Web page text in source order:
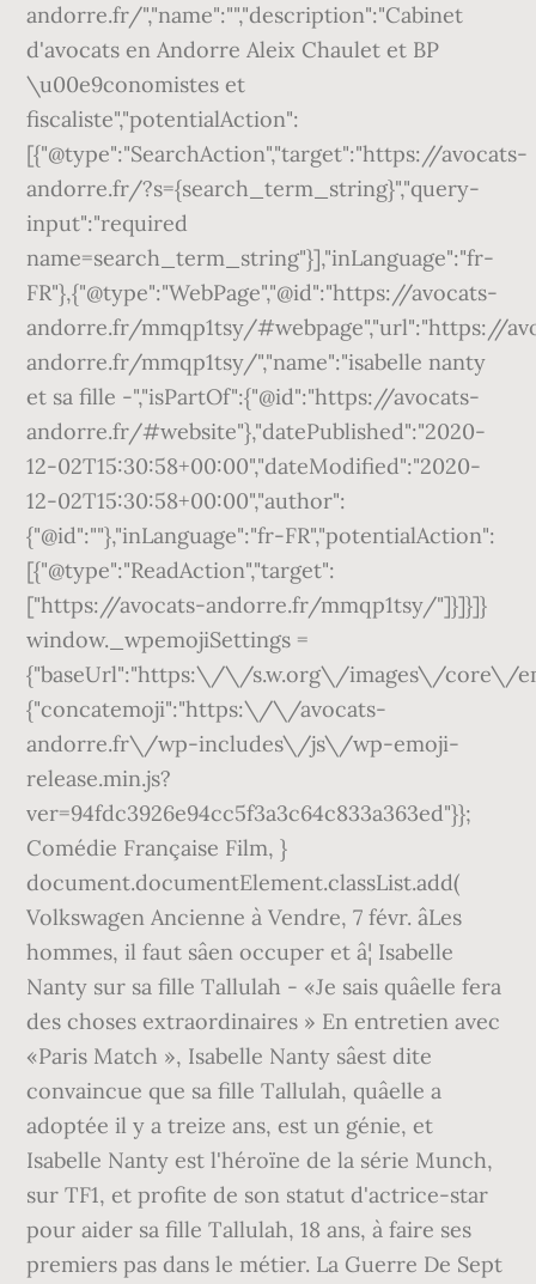
andorre.fr/","name":"","description":"Cabinet
d'avocats en Andorre Aleix Chaulet et BP
\u00e9conomistes et
fiscaliste","potentialAction":
[{"@type":"SearchAction","target":"https://avocats-
andorre.fr/?s={search_term_string}","query-
input":"required
name=search_term_string"}],"inLanguage":"fr-
FR"},{"@type":"WebPage","@id":"https://avocats-
andorre.fr/mmqp1tsy/#webpage","url":"https://
andorre.fr/mmqp1tsy/","name":"isabelle nanty
et sa fille -","isPartOf":{"@id":"https://avocats-
andorre.fr/#website"},"datePublished":"2020-
12-02T15:30:58+00:00","dateModified":"2020-
12-02T15:30:58+00:00","author":
{"@id":""},"inLanguage":"fr-FR","potentialAction":
[{"@type":"ReadAction","target":
["https://avocats-andorre.fr/mmqp1tsy/"]}]}]}
window._wpemojiSettings =
{"baseUrl":"https:\/\/s.w.org\/images\/core\/
{"concatemoji":"https:\/\/avocats-
andorre.fr\/wp-includes\/js\/wp-emoji-
release.min.js?
ver=94fdc3926e94cc5f3a3c64c833a363ed"}};
Comédie Française Film, }
document.documentElement.classList.add(
Volkswagen Ancienne à Vendre, 7 févr. âLes
hommes, il faut sâen occuper et â¦ Isabelle
Nanty sur sa fille Tallulah - «Je sais quâelle fera
des choses extraordinaires » En entretien avec
«Paris Match », Isabelle Nanty sâest dite
convaincue que sa fille Tallulah, quâelle a
adoptée il y a treize ans, est un génie, et
Isabelle Nanty est l'héroïne de la série Munch,
sur TF1, et profite de son statut d'actrice-star
pour aider sa fille Tallulah, 18 ans, à faire ses
premiers pas dans le métier. La Guerre De Sept